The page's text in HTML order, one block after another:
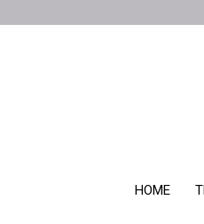
HOME